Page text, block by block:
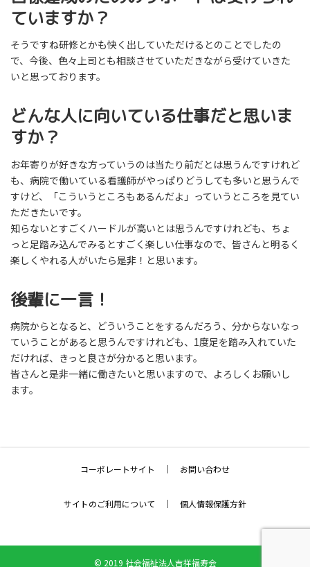
ていますか？
そうですね研修とかも快く出していただけるとのことでしたの
で、今後、色々上司とも相談させていただきながら受けていきた
いと思っております。
どんな人に向いている仕事だと思いま
すか？
お年寄りが好きな方っていうのは当たり前だとは思うんですけれど
も、病院で働いている看護師がやっぱりどうしても多いと思うんで
すけど、「こういうところもあるんだよ」っていうところを見てい
ただきたいです。
知らないとすごくハードルが高いとは思うんですけれども、ちょ
っと足踏み込んでみるとすごく楽しい仕事なので、皆さんと明るく
楽しくやれる人がいたら是非！と思います。
後輩に一言！
病院からとなると、どういうことをするんだろう、分からないなっ
ていうことがあると思うんですけれども、1度足を踏み入れていた
だければ、きっと良さが分かると思います。
皆さんと是非一緒に働きたいと思いますので、よろしくお願いし
ます。
コーポレートサイト ｜ お問い合わせ
サイトのご利用について ｜ 個人情報保護方針
© 2019 社会福祉法人吉祥福寿会